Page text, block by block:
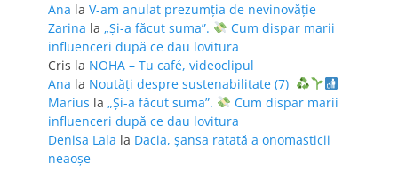
Ana la V-am anulat prezumția de nevinovăție
Zarina la „Și-a făcut suma”.
Cum dispar marii
influenceri după ce dau lovitura
Cris la NOHA – Tu café, videoclipul
Ana la Noutăți despre sustenabilitate (7)
Marius la „Și-a făcut suma”.
Cum dispar marii
influenceri după ce dau lovitura
Denisa Lala la Dacia, șansa ratată a onomasticii
neaoșe